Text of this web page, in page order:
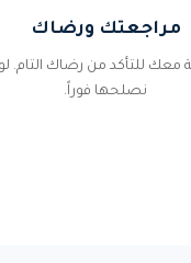
مراجعتك ورضاك
معك للتأكد من رضاك التام.
نصلحها فوراً.